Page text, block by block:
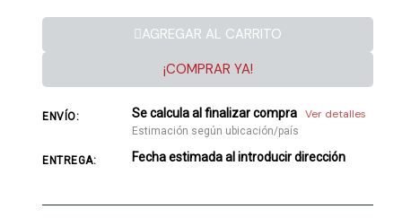
AGREGAR AL CARRITO
¡COMPRAR YA!
ENVÍO: Se calcula al finalizar compra Ver detalles
Estimación según ubicación/país
ENTREGA: Fecha estimada al introducir dirección